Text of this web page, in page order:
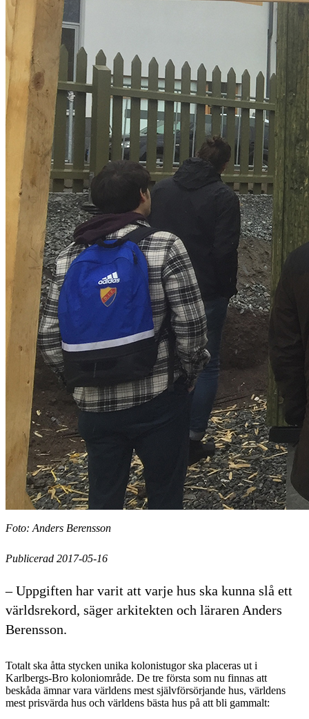
Foto: Anders Berensson
Publicerad 2017-05-16
– Uppgiften har varit att varje hus ska kunna slå ett
världsrekord, säger arkitekten och läraren Anders
Berensson.
Totalt ska åtta stycken unika kolonistugor ska placeras ut i
Karlbergs-Bro koloniområde. De tre första som nu finnas att
beskåda ämnar vara världens mest självförsörjande hus, världens
mest prisvärda hus och världens bästa hus på att bli gammalt: